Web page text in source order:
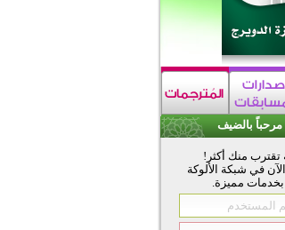
مرحباً بالضيف
تقترب منك أكثر!
في شبكة الألوكة
بخدمات مميزة.